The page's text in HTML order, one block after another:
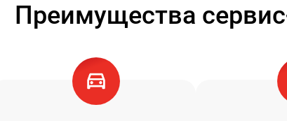
Преимущества